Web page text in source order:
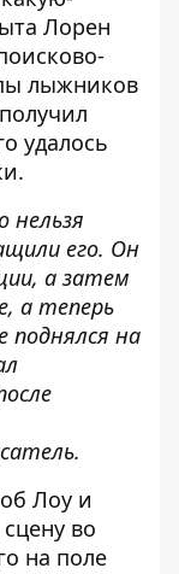
Лорен
лыжников
удалось
нельзя
его. Он
а затем
а теперь
поднялся на
Лоу и
во
на поле